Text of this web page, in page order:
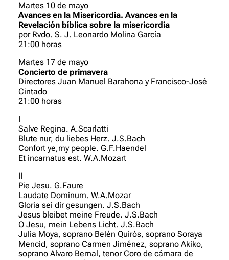
Martes 10 de mayo
Avances en la Misericordia. Avances en la
Revelación bíblica sobre la misericordia
por Rvdo. S. J. Leonardo Molina García
21:00 horas
Martes 17 de mayo
Concierto de primavera
Directores Juan Manuel Barahona y Francisco-José
Cintado
21:00 horas
I
Salve Regina. A.Scarlatti
Blute nur, du liebes Herz. J.S.Bach
Confort ye,my people. G.F.Haendel
Et incarnatus est. W.A.Mozart
II
Pie Jesu. G.Faure
Laudate Dominum. W.A.Mozar
Gloria sei dir gesungen. J.S.Bach
Jesus bleibet meine Freude. J.S.Bach
O Jesu, mein Lebens Licht. J.S.Bach
Julia Moya, soprano Belén Quirós, soprano Soraya
Mencid, soprano Carmen Jiménez, soprano Akiko,
soprano Alvaro Bernal, tenor Coro de cámara de